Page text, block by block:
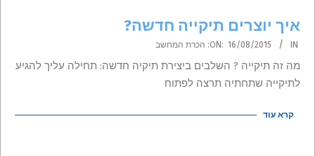
טיפים
ומדריכים
לאופיס
איך יוצרים תיקייה חדשה?
2015-
08-
16
ON: 16/08/2015 IN: הכרת המחשב
מה זה תיקייה ? השלבים ביצירת תיקיה חדשה: תחילה עליך להגיע
לתיקייה שתחתיה תרצה לפתוח
קרא עוד